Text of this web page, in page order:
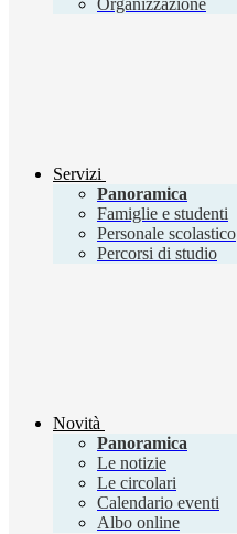
Organizzazione
Servizi
Panoramica
Famiglie e studenti
Personale scolastico
Percorsi di studio
Novità
Panoramica
Le notizie
Le circolari
Calendario eventi
Albo online